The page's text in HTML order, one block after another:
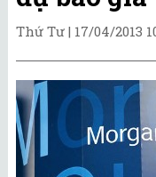
Thứ Tư | 17/04/2013